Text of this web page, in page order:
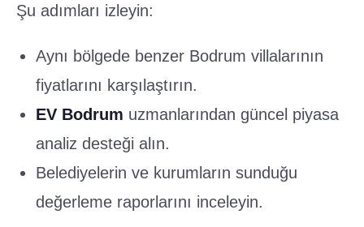
Şu adımları izleyin:
Aynı bölgede benzer Bodrum villalarının
fiyatlarını karşılaştırın.
EV Bodrum uzmanlarından güncel piyasa
analiz desteği alın.
Belediyelerin ve kurumların sunduğu
değerleme raporlarını inceleyin.